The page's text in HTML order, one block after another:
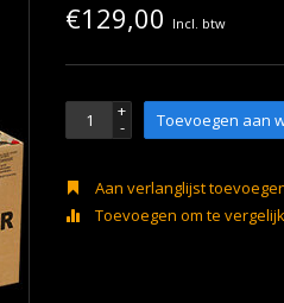
€129,00 Incl. btw
+
- Toevoegen aan
Aan verlanglijst
Toevoegen om te